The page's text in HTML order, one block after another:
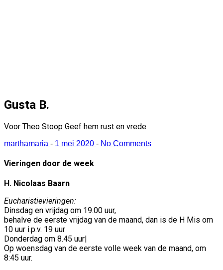
Gusta B.
Voor Theo Stoop Geef hem rust en vrede
marthamaria - 1 mei 2020 - No Comments
Vieringen door de week
H. Nicolaas Baarn
Eucharistievieringen:
Dinsdag en vrijdag om 19.00 uur,
behalve de eerste vrijdag van de maand, dan is de H Mis om
10 uur i.p.v. 19 uur
Donderdag om 8.45 uur|
Op woensdag van de eerste volle week van de maand, om
8:45 uur.